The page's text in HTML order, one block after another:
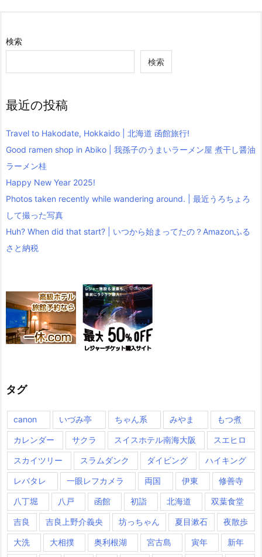
検索
検索
最近の投稿
Travel to Hakodate, Hokkaido | 北海道 函館旅行!
Good ramen shop in Abiko | 我孫子のうまいラーメン屋 煮干し醤油
ラーメン桂
Happy New Year 2025!
Photos taken recently while wandering around. | 最近うろちょろ
して撮った写真
Huh? When did that start? | いつから始まってたの？Amazonふる
さと納税
タグ
canon いづみ亭 ちゃん系 みやま もつ煮
カレンダー サクラ スイスホテル南海大阪 スエヒロ
スカイツリー スラムダンク ダイビング ハイキング
レバタレ 一眼レフカメラ 両国 伊東 修善寺
八丁堀 八戸 函館 初詣 北海道 双葉食堂
吉良 吉良上野介義央 坊っちゃん 夏目漱石 夜散歩
大洗 大相撲 奥利根湖 宮古島 寅年 新年